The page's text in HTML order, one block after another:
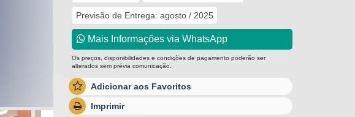
Previsão de Entrega: agosto / 2025
Mais Informações via WhatsApp
Os preços, disponibilidades e condições de pagamento poderão ser
alterados sem prévia comunicação.
Adicionar aos Favoritos
Imprimir